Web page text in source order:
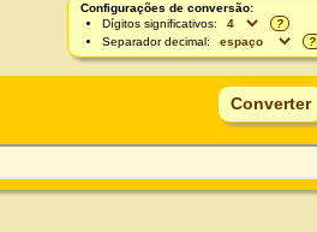
Configurações de conversão:
Dígitos significativos:
?
Separador decimal:
?